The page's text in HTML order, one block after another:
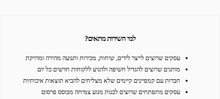
למי השירות מתאים?
עסקים שרוצים לייצר לידים, שיחות, מכירות ותנועה מהירה ומדויקת
מותגים שרוצים להגדיל חשיפה ולהגיע ללקוחות חדשים כל יום
חברות עם קמפיינים קיימים שלא מצליחים להביא תוצאות איכותיות
עסקים מתפתחים שרוצים לבנות מנוע צמיחה מבוסס פרסום